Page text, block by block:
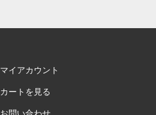
マイアカウント
カートを見る